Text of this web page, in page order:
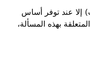
إلا عند توفر أساس
بهذه المسألة،